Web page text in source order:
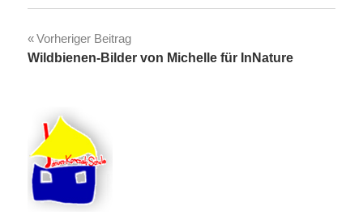
Beitragsnavigation
Vorheriger Beitrag
Wildbienen-Bilder von Michelle für InNature